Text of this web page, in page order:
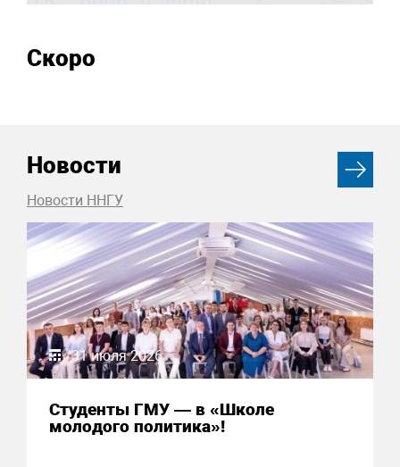
Скоро
Новости
Новости ННГУ
31 июля 2026
Студенты ГМУ — в «Школе
молодого политика»!